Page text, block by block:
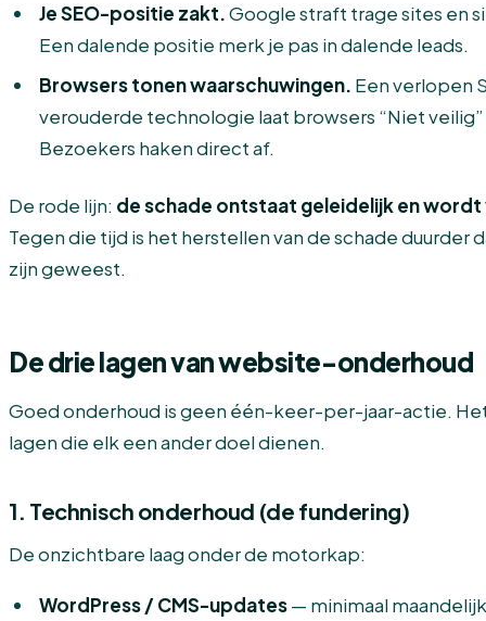
Je SEO-positie zakt.Google straft trage sites en
Een dalende positie merk je pas in dalende leads.
Browsers tonen waarschuwingen. Een verlopen
verouderde technologie laat browsers “Niet
Bezoekers haken direct af.
De rode lijn: de schade ontstaat geleidelijk en
Tegen die tijd is het herstellen van de schade duurder
zijn geweest.
De drie lagen van website-onderhoud
Goed onderhoud is geen één-keer-per-jaar-actie.
lagen die elk een ander doel dienen.
1. Technisch onderhoud (de fundering)
De onzichtbare laag onder de motorkap:
WordPress / CMS-updates— minimaal